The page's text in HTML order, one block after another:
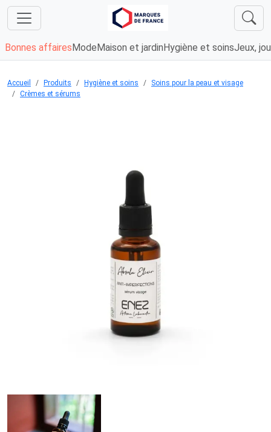
Bonnes affaires Mode Maison et jardin Hygiène et soinsJeux,
Accueil Produits Hygiène et soins
Soins pour la peau et visage
Crèmes et sérums